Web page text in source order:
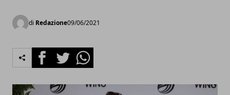
di Redazione09/06/2021
FacebookTwitterWhatsapp